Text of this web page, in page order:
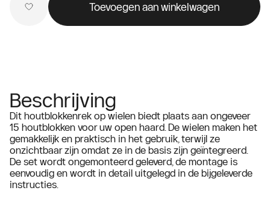
Toevoegen aan winkelwagen
Beschrijving
Dit houtblokkenrek op wielen biedt plaats aan ongeveer
15 houtblokken voor uw open haard. De wielen maken het
gemakkelijk en praktisch in het gebruik, terwijl ze
onzichtbaar zijn omdat ze in de basis zijn geïntegreerd.
De set wordt ongemonteerd geleverd, de montage is
eenvoudig en wordt in detail uitgelegd in de bijgeleverde
instructies.